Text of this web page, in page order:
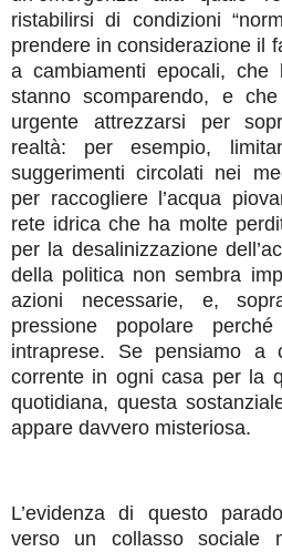
ristabilirsi di condizioni
prendere in considerazione il
a cambiamenti epocali, che
stanno scomparendo, e
urgente attrezzarsi per
realtà: per esempio,
suggerimenti circolati nei
per raccogliere l’acqua
rete idrica che ha molte
per la desalinizzazione
della politica non sembra
azioni necessarie, e,
pressione popolare
intraprese. Se pensiamo a
corrente in ogni casa per la
quotidiana, questa
appare davvero misteriosa.
L’evidenza di questo
verso un collasso sociale